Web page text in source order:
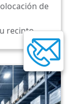
de
recinto.